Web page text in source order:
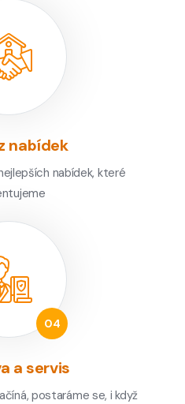
nabídek
nabídek, které
a servis
postaráme se, i když